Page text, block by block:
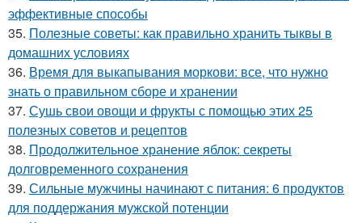
эффективные способы
35. Полезные советы: как правильно хранить тыквы в
домашних условиях
36. Время для выкапывания моркови: все, что нужно
знать о правильном сборе и хранении
37. Сушь свои овощи и фрукты с помощью этих 25
полезных советов и рецептов
38. Продолжительное хранение яблок: секреты
долговременного сохранения
39. Сильные мужчины начинают с питания: 6 продуктов
для поддержания мужской потенции